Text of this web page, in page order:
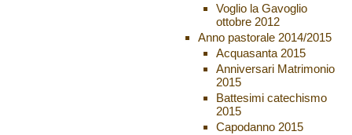
Voglio la Gavoglio
ottobre 2012
Anno pastorale 2014/2015
Acquasanta 2015
Anniversari Matrimonio
2015
Battesimi catechismo
2015
Capodanno 2015